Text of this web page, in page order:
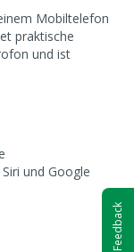
Mobiltelefon
praktische
und ist
und Google
Feedback